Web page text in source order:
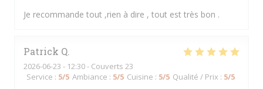
Je recommande tout ,rien à dire , tout est très bon .
Patrick Q
2026-06-23 - 12:30 - Couverts 23
Service : 5/5 Ambiance : 5/5 Cuisine : 5/5 Qualité / Prix : 5/5